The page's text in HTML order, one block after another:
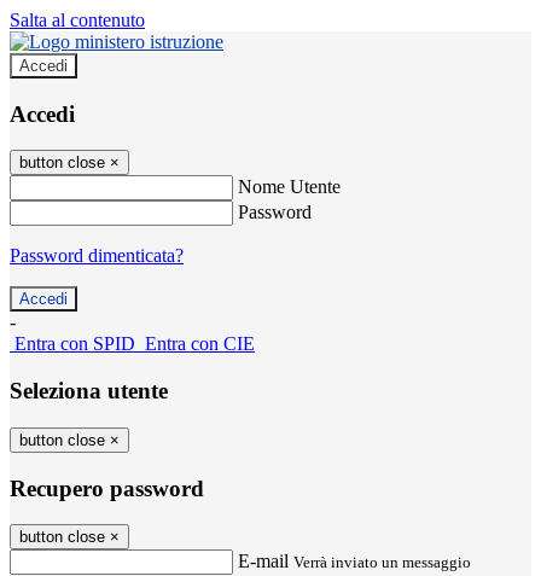
Salta al contenuto
Accedi
Accedi
button close ×
Nome Utente
Password
Password dimenticata?
-
Entra con SPID Entra con CIE
Seleziona utente
button close ×
Recupero password
button close ×
E-mail Verrà inviato un messaggio